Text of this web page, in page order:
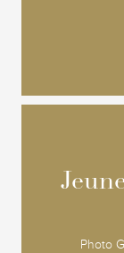
Photo